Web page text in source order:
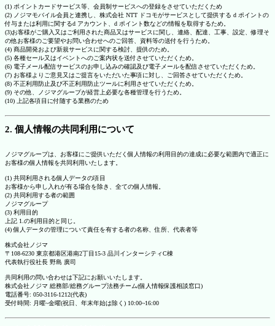
(1) ポイントカードサービス等、会員制サービスへの登録をさせていただくため
(2) ノジマモバイル会員と連携し、株式会社 NTT ドコモがサービスとして提供する d ポイントの
付与または利用に関するd アカウント、d ポイント数などの情報を取得するため。
(3)お客様がご購入又はご利用された商品又はサービスに関し、連絡、配達、工事、設定、修理そ
の他お客様のご要望やお問い合わせへのご回答、資料等の送付を行うため。
(4) 商品開発および新規サービスに関する検討、提供のため。
(5) 各種セール又はイベントへのご案内状を送付させていただくため。
(6) 電子メール配信サービスのお申し込みの確認及び電子メールを配信させていただくため。
(7) お客様よりご意見又はご提言をいただいた事項に対し、ご回答させていただくため。
(8) 不正利用防止及び不正利用防止ツールに利用させていただくため。
(9) その他、ノジマグループが経営上必要な各種管理を行うため。
(10) 上記各項目に付随する業務のため
2. 個人情報の共同利用について
ノジマグループは、お客様にご提供いただく個人情報の利用目的の達成に必要な範囲内で適正に
お客様の個人情報を共同利用いたします。
(1) 共同利用される個人データの項目
お客様から申し入れが有る場合を除き、全ての個人情報。
(2) 共同利用する者の範囲
ノジマグループ
(3) 利用目的
上記 1.の利用目的と同じ。
(4) 個人データの管理について責任を有する者の名称、住所、代表者等
株式会社ノジマ
〒108-6230 東京都港区港南2丁目15-3 品川インターシティC棟
代表執行役社長 野島 廣司
共同利用の問い合わせは下記にお願いいたします。
株式会社ノジマ 総務部/総務グループ法務チーム(個人情報保護相談窓口)
電話番号: 050-3116-1212(代表)
受付時間: 月曜~金曜(祝日、年末年始は除く) 10:00~16:00